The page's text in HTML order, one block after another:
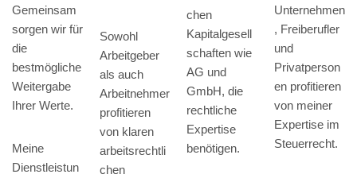
Gemeinsam
sorgen wir für
die
bestmögliche
Weitergabe
Ihrer Werte.
Meine
Dienstleistun
Sowohl
Arbeitgeber
als auch
Arbeitnehmer
profitieren
von klaren
arbeitsrechtli
chen
chen
Kapitalgesell
schaften wie
AG und
GmbH, die
rechtliche
Expertise
benötigen.
Unternehmen
, Freiberufler
und
Privatperson
en profitieren
von meiner
Expertise im
Steuerrecht.